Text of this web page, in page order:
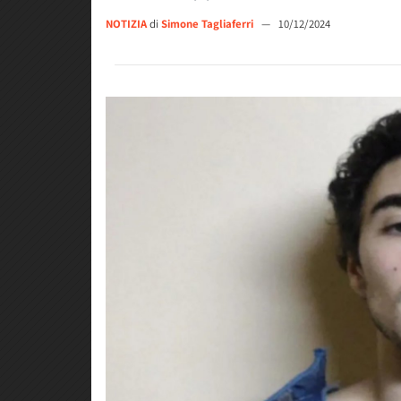
NOTIZIAdi Simone Tagliaferri — 10/12/2024